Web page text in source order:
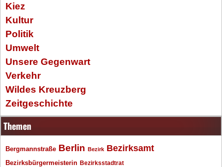
Kiez
Kultur
Politik
Umwelt
Unsere Gegenwart
Verkehr
Wildes Kreuzberg
Zeitgeschichte
Themen
Bergmannstraße Berlin Bezirk Bezirksamt
Bezirksbürgermeisterin Bezirksstadtrat